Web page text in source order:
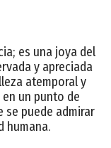
es una joya del
y apreciada
atemporal y
un punto de
se puede admirar
humana.